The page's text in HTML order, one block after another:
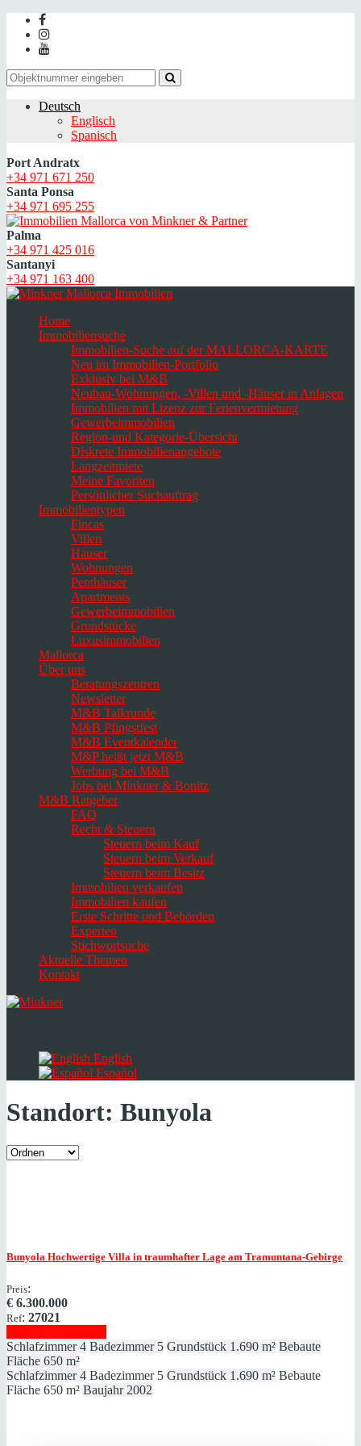
Deutsch
Englisch
Spanisch
Port Andratx
+34 971 671 250
Santa Ponsa
+34 971 695 255
Palma
+34 971 425 016
Santanyi
+34 971 163 400
Home
Immobiliensuche
Immobilien-Suche auf der MALLORCA-KARTE
Neu im Immobilien-Portfolio
Exklusiv bei M&B
Neubau-Wohnungen, -Villen und -Häuser in Anlagen
Immobilien mit Lizenz zur Ferienvermietung
Gewerbeimmobilien
Region-und Kategorie-Übersicht
Diskrete Immobilienangebote
Langzeitmiete
Meine Favoriten
Persönlicher Suchauftrag
Immobilientypen
Fincas
Villen
Häuser
Wohnungen
Penthäuser
Apartments
Gewerbeimmobilien
Grundstücke
Luxusimmobilien
Mallorca
Über uns
Beratungszentren
Newsletter
M&B Talkrunde
M&B Pfingstfest
M&B Eventkalender
M&P heißt jetzt M&B
Werbung bei M&B
Jobs bei Minkner & Bonitz
M&B Ratgeber
FAQ
Recht & Steuern
Steuern beim Kauf
Steuern beim Verkauf
Steuern beim Besitz
Immobilien verkaufen
Immobilien kaufen
Erste Schritte und Behörden
Experten
Stichwortsuche
Aktuelle Themen
Kontakt
English
Español
Standort: Bunyola
Bunyola Hochwertige Villa in traumhafter Lage am Tramuntana-Gebirge
Preis:
€ 6.300.000
Ref: 27021
Schlafzimmer 4 Badezimmer 5 Grundstück 1.690 m² Bebaute
Fläche 650 m²
Schlafzimmer 4 Badezimmer 5 Grundstück 1.690 m² Bebaute
Fläche 650 m² Baujahr 2002